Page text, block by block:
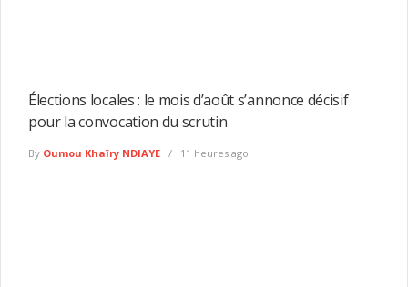
Élections locales : le mois d’août s’annonce décisif
pour la convocation du scrutin
By Oumou Khaïry NDIAYE 11 heures ago